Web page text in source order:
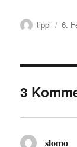
Autor
tippi 6.
3
slomo